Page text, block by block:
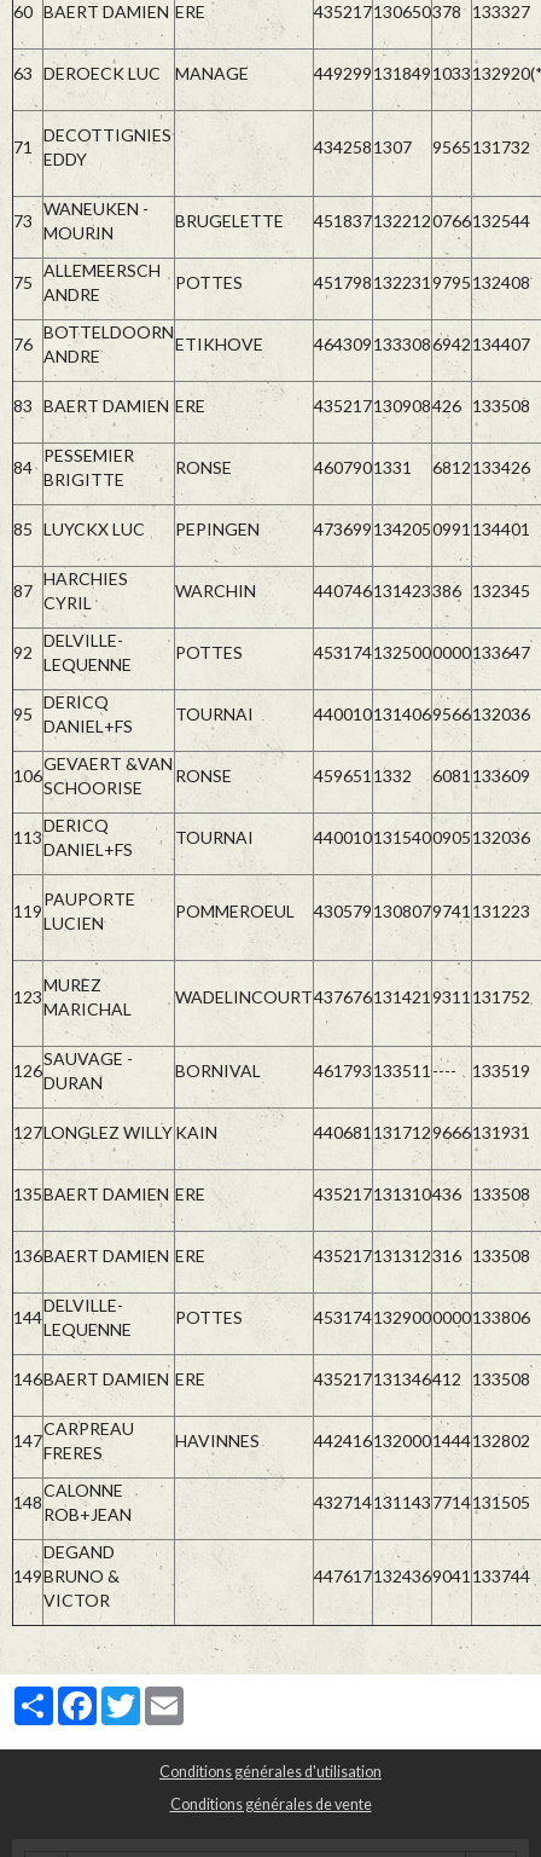
60 BAERT DAMIEN ERE 435217130650378 133327
63 DEROECK LUC MANAGE 4492991318491033
71
DECOTTIGNIES
EDDY
4342581307 9565131732
73
WANEUKEN -
MOURIN
BRUGELETTE 4518371322120766132544
75
ALLEMEERSCH
ANDRE
POTTES 451798132231 9795132408
76
BOTTELDOORN
ANDRE
ETIKHOVE 4643091333086942134407
83 BAERT DAMIEN ERE 435217130908426 133508
84
PESSEMIER
BRIGITTE
RONSE 4607901331 6812133426
85 LUYCKX LUC PEPINGEN 4736991342050991 134401
87
HARCHIES
CYRIL
WARCHIN 440746131423386 132345
92
DELVILLE-
LEQUENNE
POTTES 4531741325000000133647
95
DERICQ
DANIEL+FS
TOURNAI 4400101314069566132036
106
GEVAERT &VAN
SCHOORISE
RONSE 459651 1332 6081 133609
113
DERICQ
DANIEL+FS
TOURNAI 4400101315400905132036
119
PAUPORTE
LUCIEN
POMMEROEUL 4305791308079741 131223
123
MUREZ
MARICHAL
WADELINCOURT437676131421 9311 131752
126
SAUVAGE -
DURAN
BORNIVAL 461793133511 ---- 133519
127LONGLEZ WILLYKAIN 440681 1317129666131931
135BAERT DAMIEN ERE 435217131310436 133508
136BAERT DAMIEN ERE 435217131312316 133508
144
DELVILLE-
LEQUENNE
POTTES 4531741329000000133806
146BAERT DAMIEN ERE 435217131346412 133508
147
CARPREAU
FRERES
HAVINNES 4424161320001444132802
148
CALONNE
ROB+JEAN
4327141311437714131505
149
DEGAND
BRUNO &
VICTOR
4476171324369041 133744
PartagerFacebook
Twitter
Conditions générales d'utilisation
Conditions générales de vente